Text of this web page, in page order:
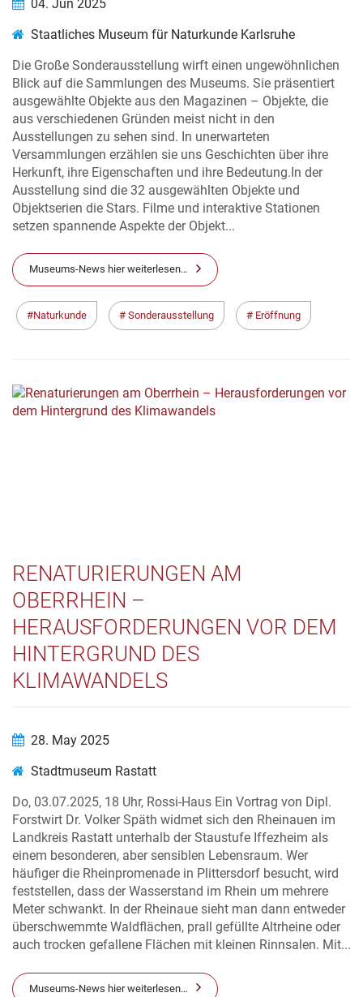
04. Jun 2025
Staatliches Museum für Naturkunde Karlsruhe
Die Große Sonderausstellung wirft einen ungewöhnlichen
Blick auf die Sammlungen des Museums. Sie präsentiert
ausgewählte Objekte aus den Magazinen – Objekte, die
aus verschiedenen Gründen meist nicht in den
Ausstellungen zu sehen sind. In unerwarteten
Versammlungen erzählen sie uns Geschichten über ihre
Herkunft, ihre Eigenschaften und ihre Bedeutung.In der
Ausstellung sind die 32 ausgewählten Objekte und
Objektserien die Stars. Filme und interaktive Stationen
setzen spannende Aspekte der Objekt...
Museums-News hier weiterlesen…
Naturkunde Sonderausstellung Eröffnung
RENATURIERUNGEN AM
OBERRHEIN –
HERAUSFORDERUNGEN VOR DEM
HINTERGRUND DES
KLIMAWANDELS
28. May 2025
Stadtmuseum Rastatt
Do, 03.07.2025, 18 Uhr, Rossi-Haus Ein Vortrag von Dipl.
Forstwirt Dr. Volker Späth widmet sich den Rheinauen im
Landkreis Rastatt unterhalb der Staustufe Iffezheim als
einem besonderen, aber sensiblen Lebensraum. Wer
häufiger die Rheinpromenade in Plittersdorf besucht, wird
feststellen, dass der Wasserstand im Rhein um mehrere
Meter schwankt. In der Rheinaue sieht man dann entweder
überschwemmte Waldflächen, prall gefüllte Altrheine oder
auch trocken gefallene Flächen mit kleinen Rinnsalen. Mit...
Museums-News hier weiterlesen…